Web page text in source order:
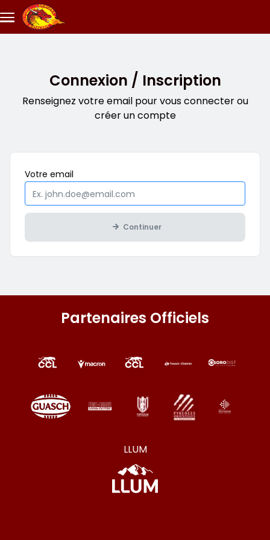
Aller au contenu principal
Connexion / Inscription
Renseignez votre email pour vous connecter ou
créer un compte
Votre email
Continuer
Partenaires Officiels
LLUM